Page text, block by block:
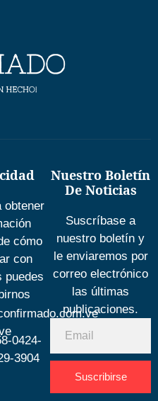
obtener
cómo
con
puedes
0424-
3904
Nuestro Boletín
De Noticias
Suscríbase a
nuestro boletín y
le enviaremos por
correo electrónico
las últimas
publicaciones.
Suscribirse